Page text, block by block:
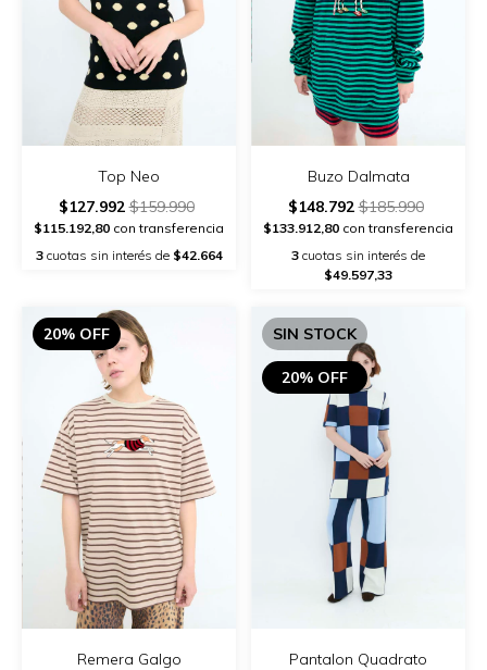
Top Neo
$127.992$159.990
$115.192,80 con transferencia
3cuotas sin interés de $42.664
Buzo Dalmata
$148.792$185.990
$133.912,80 con transferencia
3 cuotas sin interés de
$49.597,33
20% OFF
Remera Galgo
SIN STOCK
20% OFF
Pantalon Quadrato